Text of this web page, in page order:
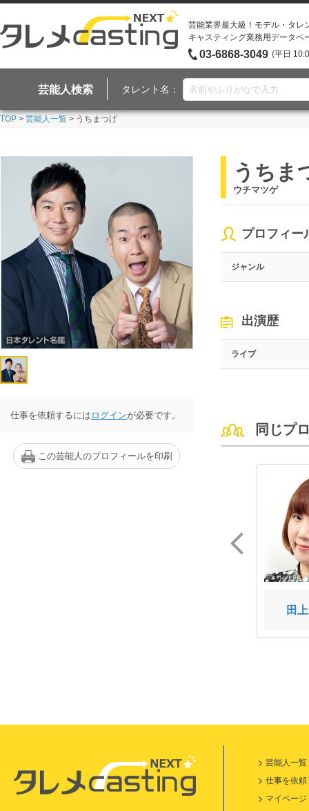
芸能業界最大級！モデル・タレ
キャスティング業務用データベ
03-6868-3049 (平日
芸能人検索 タレント名：
TOP > 芸能人一覧 > うちまつげ
仕事を依頼するには ログインが必要です。
この芸能人のプロフィールを印刷
うちま
ウチマツゲ
プロフィー
ジャンル
出演歴
ライブ
同じプ
田
芸能人一覧
仕事を依頼
マイページ